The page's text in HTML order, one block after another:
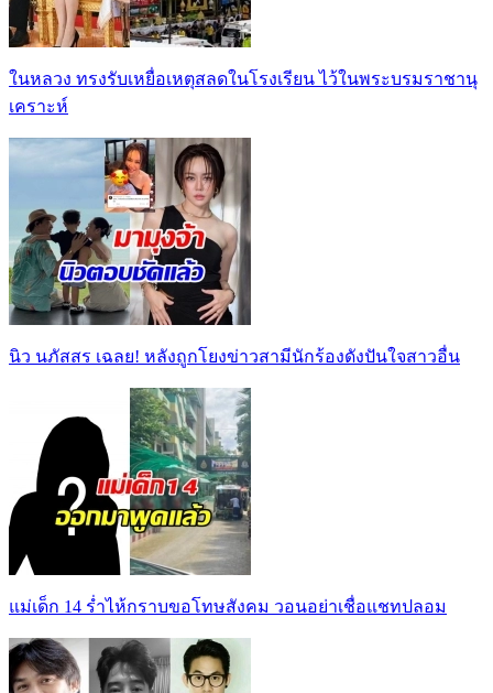
ในหลวง ทรงรับเหยื่อเหตุสลดในโรงเรียน ไว้ในพระบรมราชานุ
เคราะห์
นิว นภัสสร เฉลย! หลังถูกโยงข่าวสามีนักร้องดังปันใจสาวอื่น
แม่เด็ก 14 ร่ำไห้กราบขอโทษสังคม วอนอย่าเชื่อแชทปลอม